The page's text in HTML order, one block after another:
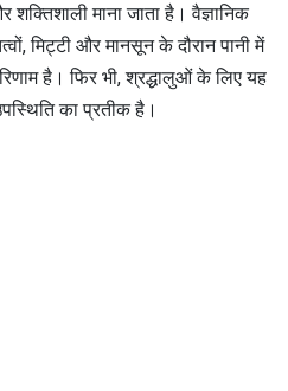
माना जाता है। वैज्ञानिक
मिट्टी और मानसून के दौरान पानी में
है। फिर भी, श्रद्धालुओं के लिए यह
का प्रतीक है।